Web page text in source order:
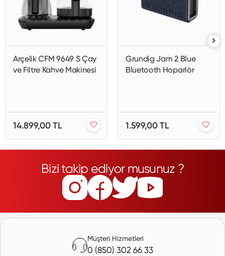
Arçelik CFM 9649 S Çay
ve Filtre Kahve Makinesi
14.899,00 TL
Grundig Jam 2 Blue
Bluetooth Hoparlör
1.599,00 TL
Bizi takip ediyor musunuz ?
Müşteri Hizmetleri
0 (850) 302 66 33